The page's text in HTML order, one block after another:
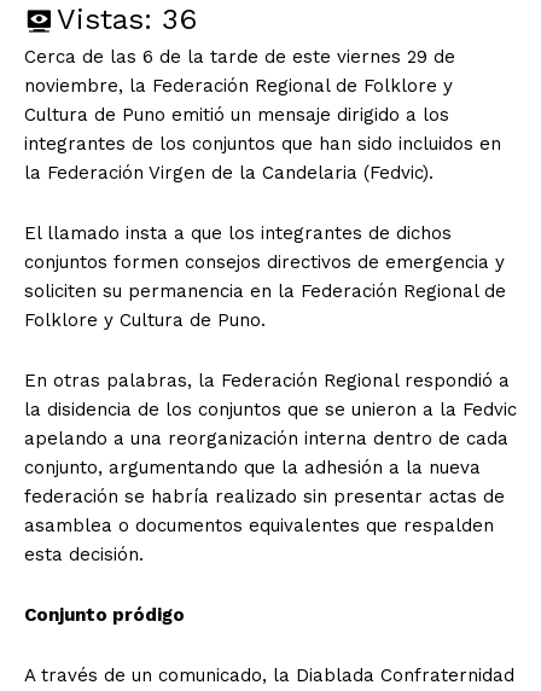
Vistas: 36
Cerca de las 6 de la tarde de este viernes 29 de
noviembre, la Federación Regional de Folklore y
Cultura de Puno emitió un mensaje dirigido a los
integrantes de los conjuntos que han sido incluidos en
la Federación Virgen de la Candelaria (Fedvic).
El llamado insta a que los integrantes de dichos
conjuntos formen consejos directivos de emergencia y
soliciten su permanencia en la Federación Regional de
Folklore y Cultura de Puno.
En otras palabras, la Federación Regional respondió a
la disidencia de los conjuntos que se unieron a la Fedvic
apelando a una reorganización interna dentro de cada
conjunto, argumentando que la adhesión a la nueva
federación se habría realizado sin presentar actas de
asamblea o documentos equivalentes que respalden
esta decisión.
Conjunto pródigo
A través de un comunicado, la Diablada Confraternidad